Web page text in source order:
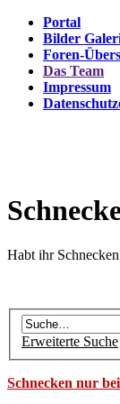
Portal
Bilder
Foren-
Das Team
Impressum
Habt ihr
Erweiterte Suche
Schnecken nur